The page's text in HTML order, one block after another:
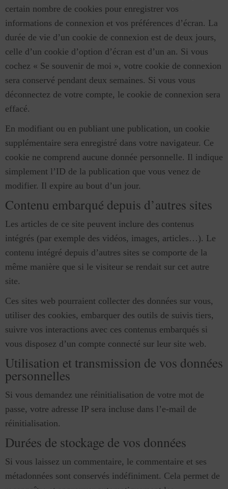
certain nombre de cookies pour enregistrer vos
informations de connexion et vos préférences d’écran. La
durée de vie d’un cookie de connexion est de deux jours,
celle d’un cookie d’option d’écran est d’un an. Si vous
cochez « Se souvenir de moi », votre cookie de connexion
sera conservé pendant deux semaines. Si vous vous
déconnectez de votre compte, le cookie de connexion sera
effacé.
En modifiant ou en publiant une publication, un cookie
supplémentaire sera enregistré dans votre navigateur. Ce
cookie ne comprend aucune donnée personnelle. Il indique
simplement l’ID de la publication que vous venez de
modifier. Il expire au bout d’un jour.
Contenu embarqué depuis d’autres sites
Les articles de ce site peuvent inclure des contenus
intégrés (par exemple des vidéos, images, articles…). Le
contenu intégré depuis d’autres sites se comporte de la
même manière que si le visiteur se rendait sur cet autre
site.
Ces sites web pourraient collecter des données sur vous,
utiliser des cookies, embarquer des outils de suivis tiers,
suivre vos interactions avec ces contenus embarqués si
vous disposez d’un compte connecté sur leur site web.
Utilisation et transmission de vos données
personnelles
Si vous demandez une réinitialisation de votre mot de
passe, votre adresse IP sera incluse dans l’e-mail de
réinitialisation.
Durées de stockage de vos données
Si vous laissez un commentaire, le commentaire et ses
métadonnées sont conservés indéfiniment. Cela permet de